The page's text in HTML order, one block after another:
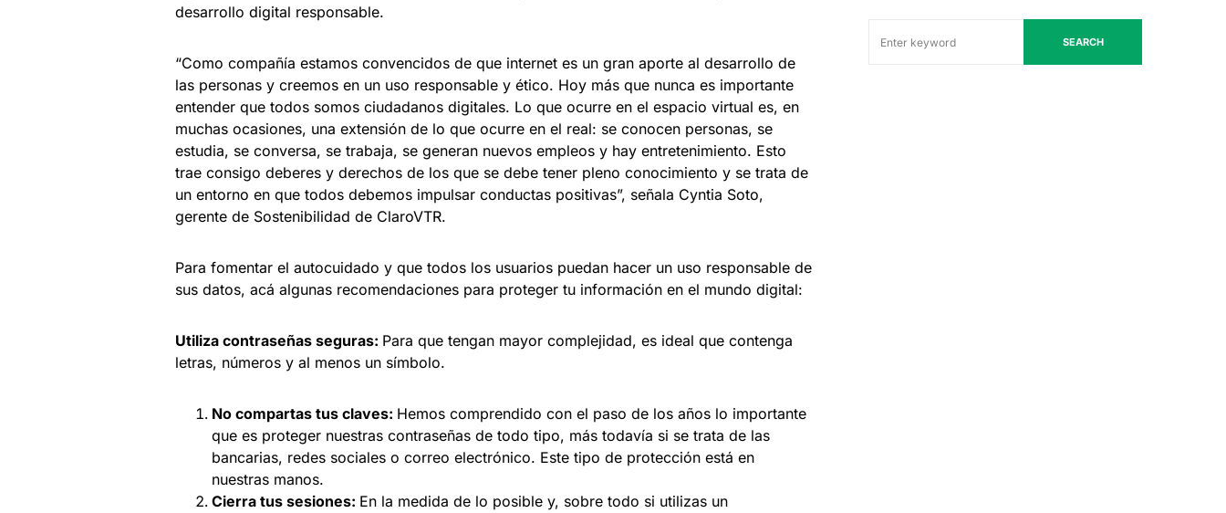
desarrollo digital responsable.
“Como compañía estamos convencidos de que internet es un gran aporte al desarrollo de
las personas y creemos en un uso responsable y ético. Hoy más que nunca es importante
entender que todos somos ciudadanos digitales. Lo que ocurre en el espacio virtual es, en
muchas ocasiones, una extensión de lo que ocurre en el real: se conocen personas, se
estudia, se conversa, se trabaja, se generan nuevos empleos y hay entretenimiento. Esto
trae consigo deberes y derechos de los que se debe tener pleno conocimiento y se trata de
un entorno en que todos debemos impulsar conductas positivas”, señala Cyntia Soto,
gerente de Sostenibilidad de ClaroVTR.
Para fomentar el autocuidado y que todos los usuarios puedan hacer un uso responsable de
sus datos, acá algunas recomendaciones para proteger tu información en el mundo digital:
Utiliza contraseñas seguras: Para que tengan mayor complejidad, es ideal que contenga
letras, números y al menos un símbolo.
No compartas tus claves: Hemos comprendido con el paso de los años lo importante
que es proteger nuestras contraseñas de todo tipo, más todavía si se trata de las
bancarias, redes sociales o correo electrónico. Este tipo de protección está en
nuestras manos.
Cierra tus sesiones: En la medida de lo posible y, sobre todo si utilizas un
SEARCH